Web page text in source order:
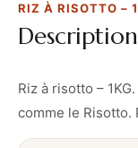
o
–
K
G
RIZ À RISOTTO –
Description
Riz à risotto –
comme le